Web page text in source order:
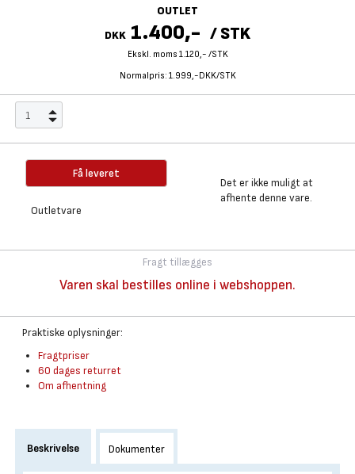
OUTLET
DKK 1.400,- /STK
Ekskl. moms 1.120,- /STK
Normalpris: 1.999,-DKK/STK
Få leveret
Outletvare
Det er ikke muligt at
afhente denne vare.
Fragt tillægges
Varen skal bestilles online i webshoppen.
Praktiske oplysninger:
Fragtpriser
60 dages returret
Om afhentning
Beskrivelse Dokumenter